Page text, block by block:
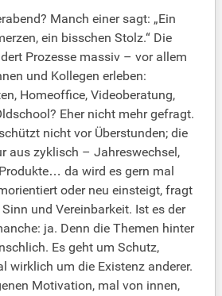
Manch einer sagt: „Ein
ein bisschen Stolz.“ Die
Prozesse massiv – vor allem
und Kollegen erleben:
Homeoffice, Videoberatung,
Eher nicht mehr gefragt.
nicht vor Überstunden; die
aus zyklisch – Jahreswechsel,
da wird es gern mal
oder neu einsteigt, fragt
und Vereinbarkeit. Ist es der
ja. Denn die Themen hinter
Es geht um Schutz,
wirklich um die Existenz anderer.
Motivation, mal von innen,